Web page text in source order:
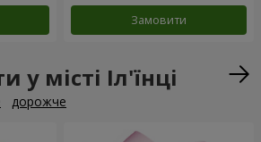
Замовити
у місті Іл'їнці
дорожче